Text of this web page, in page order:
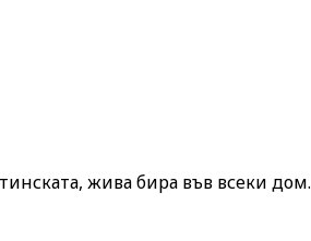
жива бира във всеки дом.